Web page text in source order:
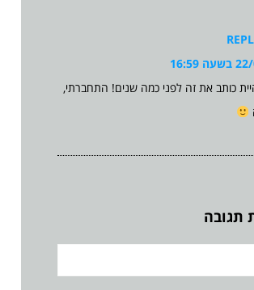
16:59
כותב את זה לפני כמה שנים! התחברתי,
תגובה